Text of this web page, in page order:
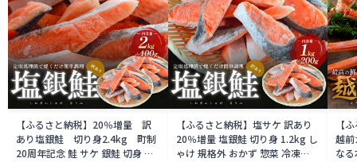
【ふるさと納税】20％増量 訳
あり塩銀鮭 切り身2.4kg 町制
20周年記念 鮭 サケ 銀鮭 切身 訳
【ふるさと納税】塩サケ 訳あり
20％増量 塩銀鮭 切り身 1.2kg し
ゃけ 規格外 おかず 惣菜 冷凍
【
越
な